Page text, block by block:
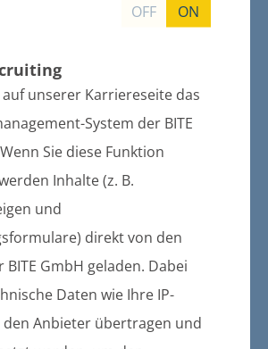
OFF ON
unserer Karriereseite das
System der BITE
Sie diese Funktion
Inhalte (z. B.
und
direkt von den
BITE GmbH geladen. Dabei
Daten wie Ihre IP-
den Anbieter übertragen und
zur Deckung
für die Gemeinde
der
der
Klein Bünzow